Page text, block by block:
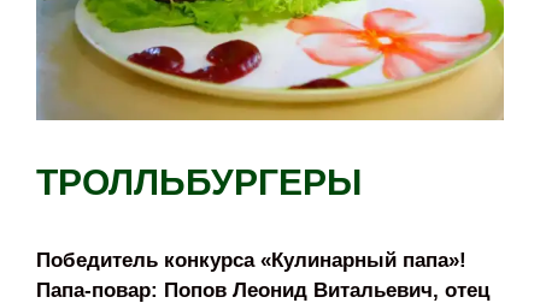
ТРОЛЛЬБУРГЕРЫ
Победитель конкурса «Кулинарный папа»!
Папа-повар: Попов Леонид Витальевич, отец